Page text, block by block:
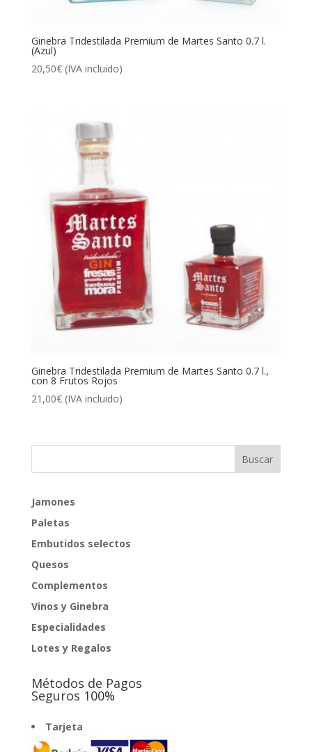
Ginebra Tridestilada Premium de Martes Santo 0.7 l.
(Azul)
20,50€ (IVA incluido)
Ginebra Tridestilada Premium de Martes Santo 0.7 l.,
con 8 Frutos Rojos
21,00€ (IVA incluido)
Jamones
Paletas
Embutidos selectos
Quesos
Complementos
Vinos y Ginebra
Especialidades
Lotes y Regalos
Métodos de Pagos
Seguros 100%
Tarjeta